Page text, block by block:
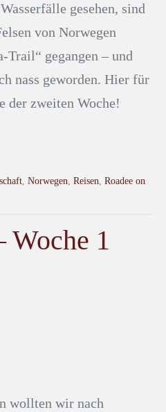
gesehen, sind
von Norwegen
Trail“ gegangen – und
nass geworden. Hier für
der zweiten Woche!
, Norwegen, Reisen, Roadee on
Woche 1
wollten wir nach